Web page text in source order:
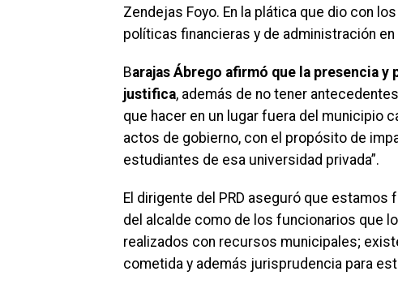
Zendejas Foyo. En la plática que dio con
políticas financieras y de administración en
Barajas Ábrego afirmó que la presencia
justifica, además de no tener
que hacer en un lugar fuera del municipio
actos de gobierno, con el propósito de
estudiantes de esa universidad privada”.
El dirigente del PRD aseguró que
del alcalde como de los funcionarios que
realizados con recursos municipales;
cometida y además jurisprudencia para